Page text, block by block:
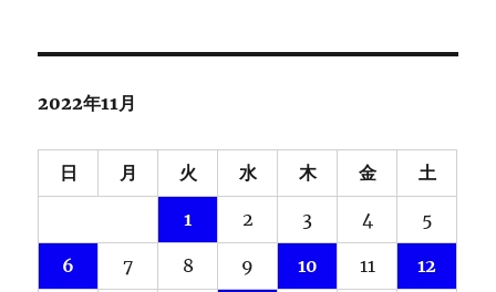
2022年11月
日 月 火 水 木 金 土
1 2 3 4 5
6 7 8 9 10 11 12